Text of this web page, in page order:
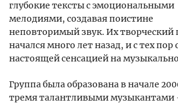
глубокие тексты с эмоциональными
мелодиями, создавая поистине
неповторимый звук. Их творческий
начался много лет назад, и с тех пор
настоящей сенсацией на
Группа была образована в начале
тремя талантливыми